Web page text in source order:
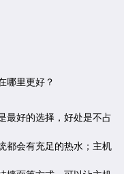
哪里更好？
最好的选择，好处是不占
都会有充足的热水；主机